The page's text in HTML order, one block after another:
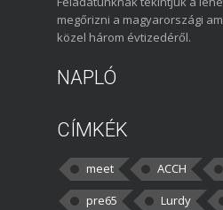
megőrizni a magyarországi
közel három évtizedéről.
NAPLÓ
CÍMKÉK
meet ACCH
pre65
Lurdy